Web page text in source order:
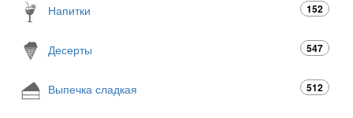
Напитки 152
Десерты 547
Выпечка сладкая 512